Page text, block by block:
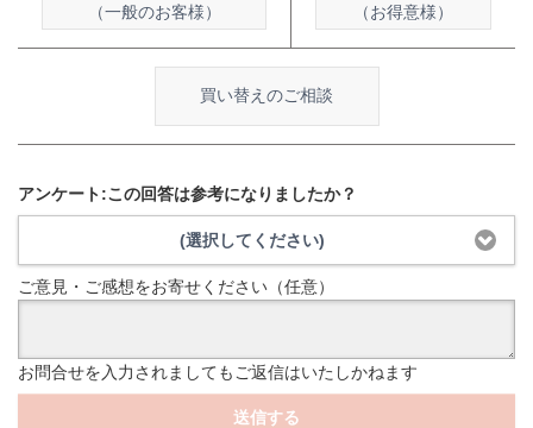
（一般のお客様）
（お得意様）
買い替えのご相談
アンケート:この回答は参考になりましたか？
(選択してください)
ご意見・ご感想をお寄せください（任意）
お問合せを入力されましてもご返信はいたしかねます
送信する